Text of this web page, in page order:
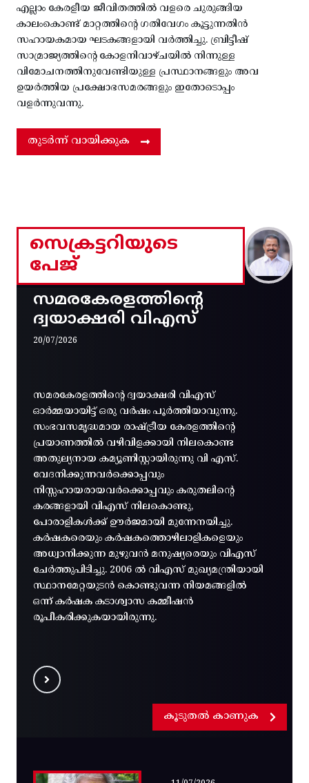
എല്ലാം കേരളീയ ജീവിതത്തിൽ വളരെ ചുരുങ്ങിയ
കാലംകൊണ്ട് മാറ്റത്തിന്റെ ഗതിവേഗം കൂട്ടുന്നതിൻ
സഹായകമായ ഘടകങ്ങളായി വർത്തിച്ചു. ബ്രിട്ടീഷ്
സാമ്രാജ്യത്തിന്റെ കോളനിവാഴ്ചയിൽ നിന്നുള്ള
വിമോചനത്തിനുവേണ്ടിയുള്ള പ്രസ്ഥാനങ്ങളും അവ
ഉയർത്തിയ പ്രക്ഷോഭസമരങ്ങളും ഇതോടൊപ്പം
വളർന്നുവന്നു.
തുടർന്ന് വായിക്കുക
സെക്രട്ടറിയുടെ
പേജ്
സമരകേരളത്തിൻ്റെ
ദ്വയാക്ഷരി വിഎസ്
20/07/2026
സമരകേരളത്തിൻ്റെ ദ്വയാക്ഷരി വിഎസ്
ഓർമ്മയായിട്ട് ഒരു വർഷം പൂർത്തിയാവുന്നു.
സംഭവസമൃദ്ധമായ രാഷ്ട്രീയ കേരളത്തിന്റെ
പ്രയാണത്തിൽ വഴിവിളക്കായി നിലകൊണ്ട
അതുല്യനായ കമ്യൂണിസ്റ്റായിരുന്നു വി എസ്.
വേദനിക്കുന്നവർക്കൊപ്പവും
നിസ്സഹായരായവർക്കൊപ്പവും കരുതലിന്റെ
കരങ്ങളായി വിഎസ് നിലകൊണ്ടു,
പോരാളികൾക്ക് ഊർജമായി മുന്നേനയിച്ചു.
കർഷകരെയും കർഷകത്തൊഴിലാളികളെയും
അധ്വാനിക്കുന്ന മുഴുവൻ മനുഷ്യരെയും വിഎസ്
ചേർത്തുപിടിച്ചു. 2006 ൽ വിഎസ് മുഖ്യമന്ത്രിയായി
സ്ഥാനമേറ്റയുടൻ കൊണ്ടുവന്ന നിയമങ്ങളിൽ
ഒന്ന് കർഷക കടാശ്വാസ കമ്മീഷൻ
രൂപീകരിക്കുകയായിരുന്നു.
കൂടുതൽ കാണുക